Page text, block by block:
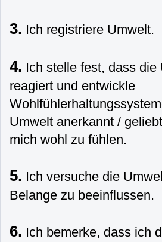
3. Ich registriere Umwelt.
4. Ich stelle fest, dass die
reagiert und entwickle
Umwelt anerkannt /
mich wohl zu fühlen.
5. Ich versuche die
Belange zu beeinflussen.
6. Ich bemerke, dass ich